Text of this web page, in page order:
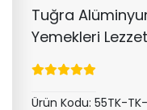
Tuğra
Yemekleri
Ürün Kodu: 55TK-